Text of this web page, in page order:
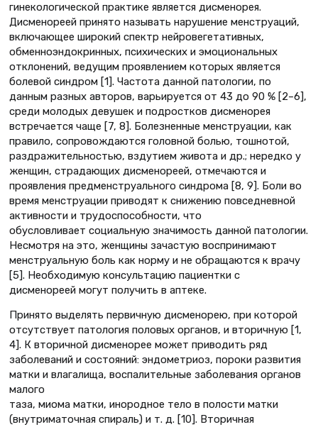
гинекологической практике является дисменорея.
Дисменореей принято называть нарушение менструаций,
включающее широкий спектр нейровегетативных,
обменноэндокринных, психических и эмоциональных
отклонений, ведущим проявлением которых является
болевой синдром [1]. Частота данной патологии, по
данным разных авторов, варьируется от 43 до 90 % [2–6],
среди молодых девушек и подростков дисменорея
встречается чаще [7, 8]. Болезненные менструации, как
правило, сопровождаются головной болью, тошнотой,
раздражительностью, вздутием живота и др.; нередко у
женщин, страдающих дисменореей, отмечаются и
проявления предменструального синдрома [8, 9]. Боли во
время менструации приводят к снижению повседневной
активности и трудоспособности, что
обусловливает социальную значимость данной патологии.
Несмотря на это, женщины зачастую воспринимают
менструальную боль как норму и не обращаются к врачу
[5]. Необходимую консультацию пациентки с
дисменореей могут получить в аптеке.
Принято выделять первичную дисменорею, при которой
отсутствует патология половых органов, и вторичную [1,
4]. К вторичной дисменорее может приводить ряд
заболеваний и состояний: эндометриоз, пороки развития
матки и влагалища, воспалительные заболевания органов
малого
таза, миома матки, инородное тело в полости матки
(внутриматочная спираль) и т. д. [10]. Вторичная